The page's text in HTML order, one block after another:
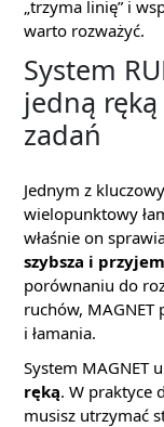
„trzyma linię” i
warto rozważyć.
System
jedną
zadań
Jednym z
wielopunktowy
właśnie on
szybsza i
porównaniu do
ruchów,
i łamania.
System MAGNET
ręką. W praktyce
musisz utrzymać